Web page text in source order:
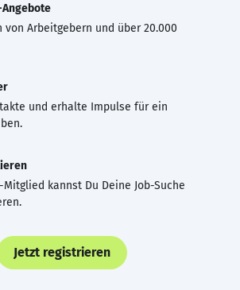
von Arbeitgebern und über 20.000
und erhalte Impulse für ein
kannst Du Deine Job-Suche
Jetzt registrieren